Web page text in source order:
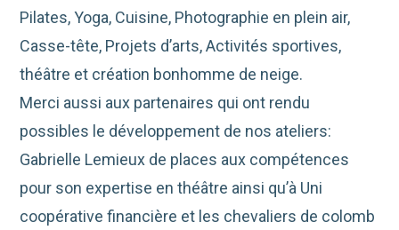
Pilates, Yoga, Cuisine, Photographie en plein air,
Casse-tête, Projets d’arts,Activités sportives,
théâtre et création bonhomme de neige.
Merci aussi aux partenaires qui ont rendu
possibles le développement de nos ateliers:
Gabrielle Lemieux de places aux compétences
pour son expertise en théâtre ainsi qu’à Uni
coopérative financière et les chevaliers de colomb